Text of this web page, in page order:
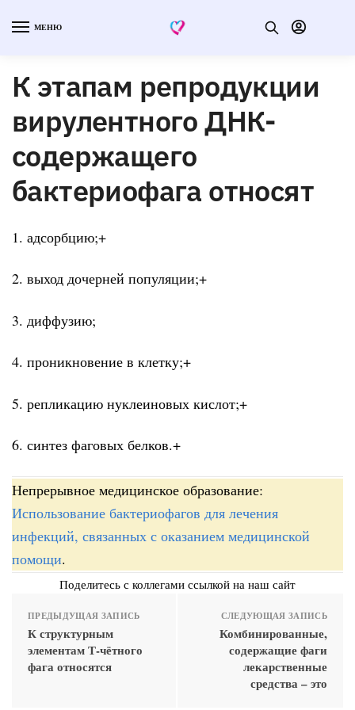
МЕНЮ
К этапам репродукции
вирулентного ДНК-
содержащего
бактериофага относят
1. адсорбцию;+
2. выход дочерней популяции;+
3. диффузию;
4. проникновение в клетку;+
5. репликацию нуклеиновых кислот;+
6. синтез фаговых белков.+
Непрерывное медицинское образование:
Использование бактериофагов для лечения
инфекций, связанных с оказанием медицинской
помощи.
Поделитесь с коллегами ссылкой на наш сайт
ПРЕДЫДУЩАЯ ЗАПИСЬ
К структурным
элементам Т-чётного
фага относятся
СЛЕДУЮЩАЯ ЗАПИСЬ
Комбинированные,
содержащие фаги
лекарственные
средства – это